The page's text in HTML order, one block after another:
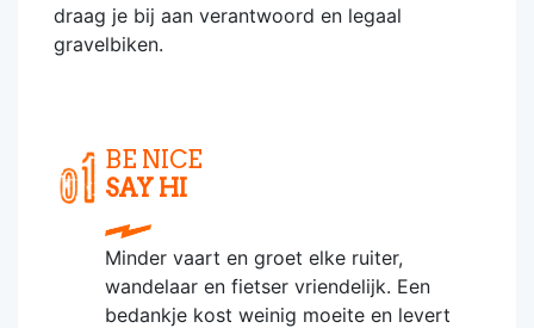
draag je bij aan verantwoord en legaal
gravelbiken.
BE NICE
SAY HI
Minder vaart en groet elke ruiter,
wandelaar en fietser vriendelijk. Een
bedankje kost weinig moeite en levert